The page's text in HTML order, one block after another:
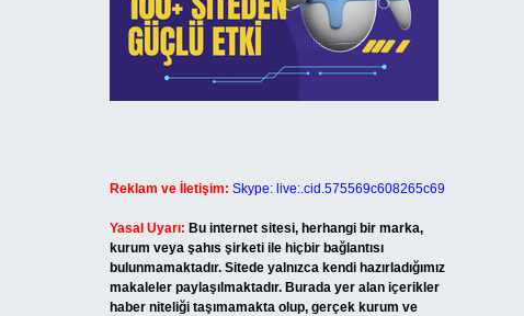
Reklam ve İletişim: Skype: live:.cid.575569c608265c69
Yasal Uyarı: Bu internet sitesi, herhangi bir marka,
kurum veya şahıs şirketi ile hiçbir bağlantısı
bulunmamaktadır. Sitede yalnızca kendi hazırladığımız
makaleler paylaşılmaktadır. Burada yer alan içerikler
haber niteliği taşımamakta olup, gerçek kurum ve